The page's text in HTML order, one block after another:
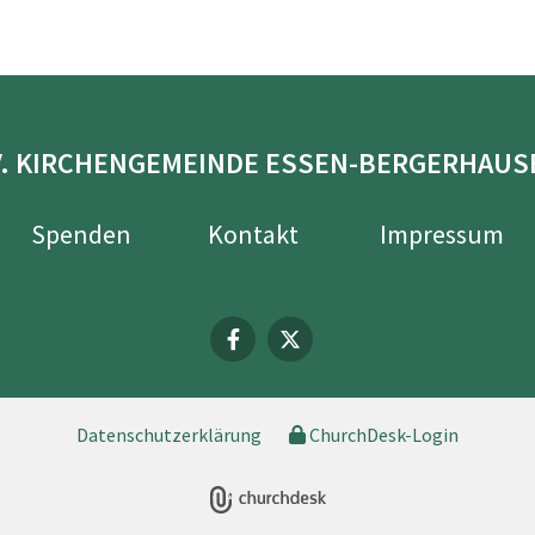
KIRCHENGEMEINDE ESSEN-
Spenden Kontakt Impressum
Datenschutzerklärung ChurchDesk-Login